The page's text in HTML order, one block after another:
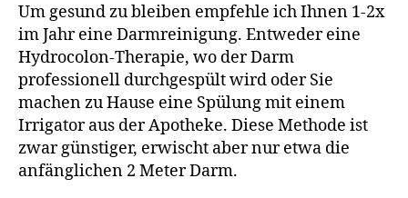
Um gesund zu bleiben empfehle ich Ihnen 1-2x
im Jahr eine Darmreinigung. Entweder eine
Hydrocolon-Therapie, wo der Darm
professionell durchgespült wird oder Sie
machen zu Hause eine Spülung mit einem
Irrigator aus der Apotheke. Diese Methode ist
zwar günstiger, erwischt aber nur etwa die
anfänglichen 2 Meter Darm.